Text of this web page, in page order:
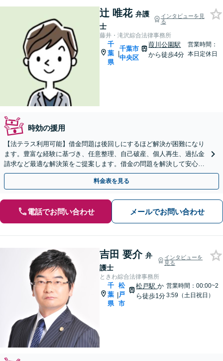
辻 唯花 弁護
士
インタビューを見
る
藤井・滝沢綜合法律事務所
千
葉
県
|
千葉市
中央区
葭川公園駅
から徒歩4分
営業時間：
本日定休日
時効の援用
【法テラス利用可能】借金問題は後回しにするほど解決が困難になり
ます。豊富な経験に基づき、任意整理、自己破産、個人再生、過払金
請求など最適な解決策をご提案します。借金の問題を解決して安心し
た生活を送りましょう。まずはお早めにご相談ください。
料金表を見る
電話でお問い合わせ メールでお問い合わせ
吉田 要介 弁
護士
インタビューを
見る
ときわ綜合法律事務所
千
葉
県
|
松
戸
市
松戸駅か
ら徒歩1分
営業時間：00:00~2
3:59（土日祝日）